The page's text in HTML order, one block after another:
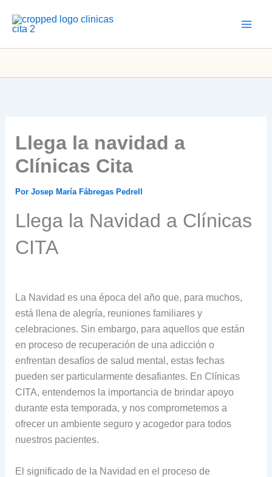
Llega la navidad a
Clínicas Cita
Por Josep María Fábregas Pedrell
Llega la Navidad a Clínicas
CITA
La Navidad es una época del año que, para muchos,
está llena de alegría, reuniones familiares y
celebraciones. Sin embargo, para aquellos que están
en proceso de recuperación de una adicción o
enfrentan desafíos de salud mental, estas fechas
pueden ser particularmente desafiantes. En Clínicas
CITA, entendemos la importancia de brindar apoyo
durante esta temporada, y nos comprometemos a
ofrecer un ambiente seguro y acogedor para todos
nuestros pacientes.
El significado de la Navidad en el proceso de